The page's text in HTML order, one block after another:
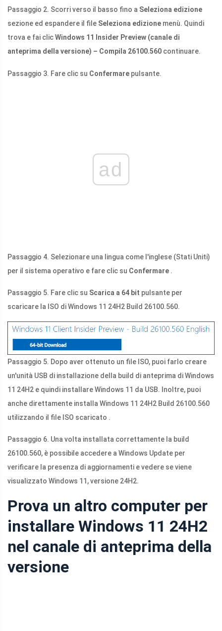
Passaggio 2. Scorri verso il basso fino a Seleziona edizione
sezione ed espandere il file Seleziona edizione menù. Quindi
trova e fai clicWindows 11 Insider Preview (canale di
anteprima della versione) – Compila 26100.560 continuare.
Passaggio 3. Fare clic su Confermare pulsante.
ad
Passaggio 4. Selezionare una lingua come l'inglese (Stati Uniti)
per il sistema operativo e fare clic su Confermare .
Passaggio 5. Fare clic su Scarica a 64 bit pulsante per
scaricare la ISO di Windows 11 24H2 Build 26100.560.
Passaggio 5. Dopo aver ottenuto un file ISO, puoi farlo creare
un'unità USB di installazione della build di anteprima di Windows
11 24H2 e quindi installare Windows 11 da USB. Inoltre, puoi
anche direttamente installa Windows 11 24H2 Build 26100.560
utilizzando il file ISO scaricato .
Passaggio 6. Una volta installata correttamente la build
26100.560, è possibile accedere a Windows Update per
verificare la presenza di aggiornamenti e vedere se viene
visualizzato Windows 11, versione 24H2.
Prova un altro computer per
installare Windows 11 24H2
nel canale di anteprima della
versione